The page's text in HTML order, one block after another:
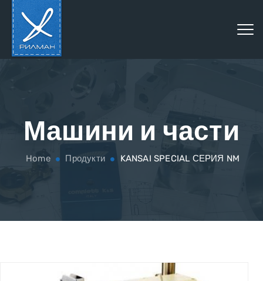
Машини и части
Home Продукти KANSAI SPECIAL СЕРИЯ NM